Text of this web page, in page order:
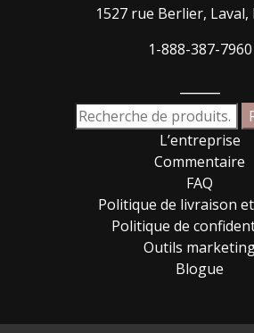
1527 rue Berlier, Laval,
1-888-387-7960
Recherche
pour :
L’entreprise
Commentaire
FAQ
Politique de livraison
Politique de
Outils
Blogue